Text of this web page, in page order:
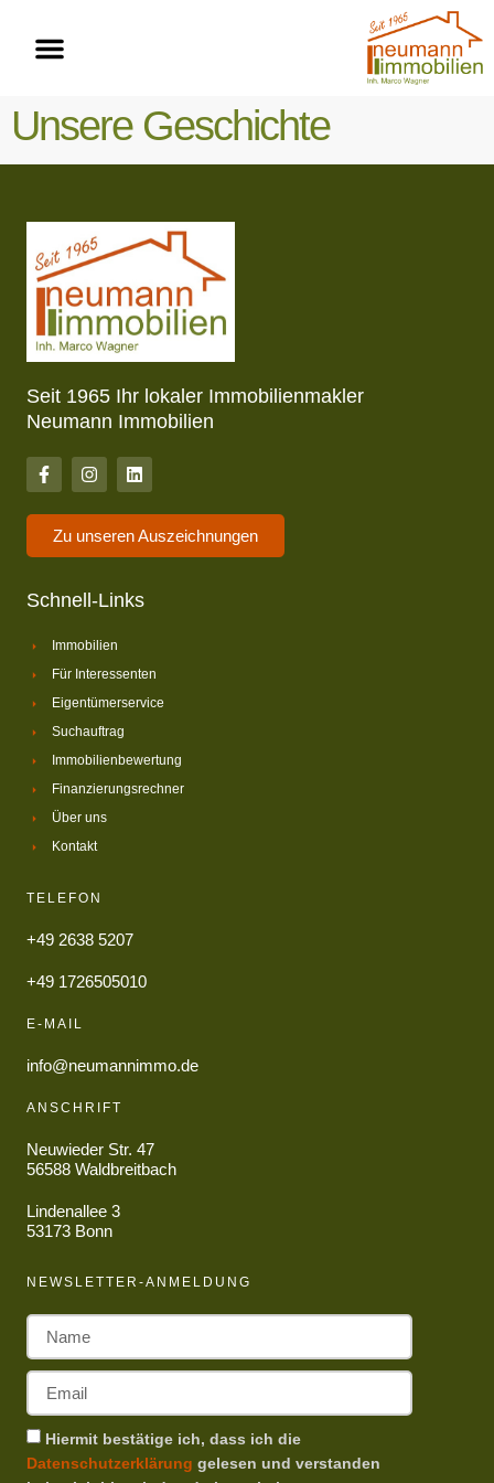
Unsere Geschichte
Seit 1965 Ihr lokaler Immobilienmakler
Neumann Immobilien
Zu unseren Auszeichnungen
Schnell-Links
Immobilien
Für Interessenten
Eigentümerservice
Suchauftrag
Immobilienbewertung
Finanzierungsrechner
Über uns
Kontakt
TELEFON
+49 2638 5207
+49 1726505010
E-MAIL
info@neumannimmo.de
ANSCHRIFT
Neuwieder Str. 47
56588 Waldbreitbach
Lindenallee 3
53173 Bonn
NEWSLETTER-ANMELDUNG
Hiermit bestätige ich, dass ich die
Datenschutzerklärung gelesen und verstanden